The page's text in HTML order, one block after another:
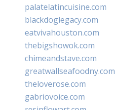
palatelatincuisine.com
blackdoglegacy.com
eatvivahouston.com
thebigshowok.com
chimeandstave.com
greatwallseafoodny.com
theloverose.com
gabriovoice.com